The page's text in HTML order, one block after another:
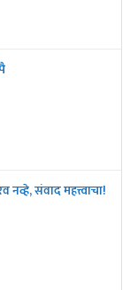
नव्हे, संवाद महत्त्वाचा!